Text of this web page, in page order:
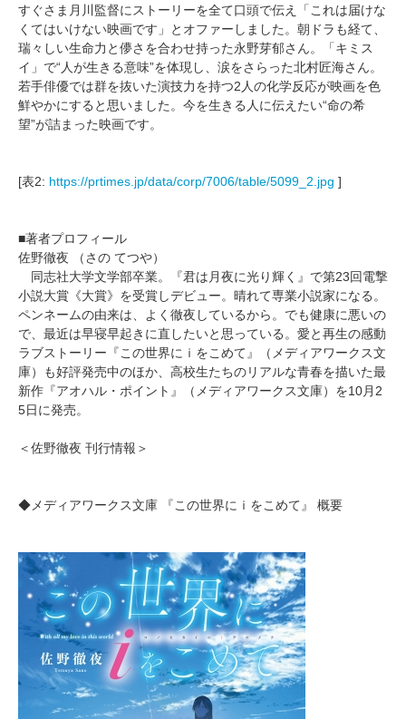
すぐさま月川監督にストーリーを全て口頭で伝え「これは届けな
くてはいけない映画です」とオファーしました。朝ドラも経て、
瑞々しい生命力と儚さを合わせ持った永野芽郁さん。「キミス
イ」で“人が生きる意味”を体現し、涙をさらった北村匠海さん。
若手俳優では群を抜いた演技力を持つ2人の化学反応が映画を色
鮮やかにすると思いました。今を生きる人に伝えたい“命の希
望”が詰まった映画です。
[表2: https://prtimes.jp/data/corp/7006/table/5099_2.jpg ]
■著者プロフィール
佐野徹夜 （さの てつや）
同志社大学文学部卒業。『君は月夜に光り輝く』で第23回電撃
小説大賞《大賞》を受賞しデビュー。晴れて専業小説家になる。
ペンネームの由来は、よく徹夜しているから。でも健康に悪いの
で、最近は早寝早起きに直したいと思っている。愛と再生の感動
ラブストーリー『この世界にｉをこめて』（メディアワークス文
庫）も好評発売中のほか、高校生たちのリアルな青春を描いた最
新作『アオハル・ポイント』（メディアワークス文庫）を10月2
5日に発売。
＜佐野徹夜 刊行情報＞
◆メディアワークス文庫 『この世界にｉをこめて』 概要